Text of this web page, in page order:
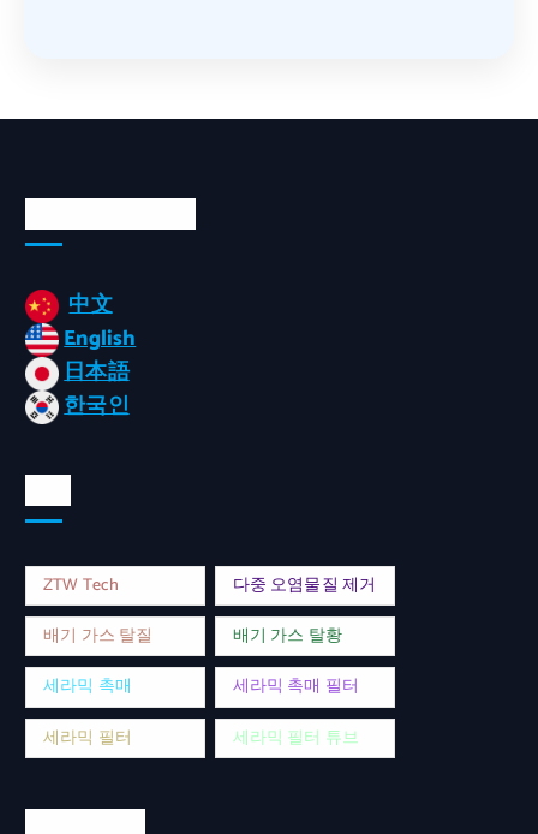
中文
English
日本語
한국인
ZTW Tech
다중 오염물질 제거
배기 가스 탈질
배기 가스 탈황
세라믹 촉매
세라믹 촉매 필터
세라믹 필터
세라믹 필터 튜브